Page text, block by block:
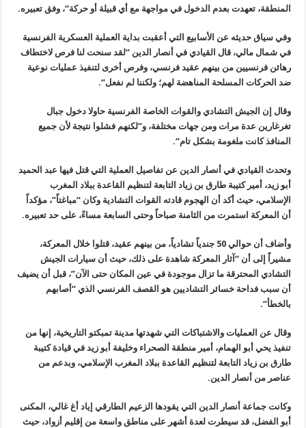
المنطقة، تعهدت بعدم الدخول في مواجهة مع أي قبيلة أو حركة“، وفق تعبيره.
وفي سياق حديثه عن الأسابيع التي أعقبت بداية العملية العسكرية الفرنسية
في شمال مالي، قال القيادي في أنصار الدين “لقد سنحت لنا فرص لاختطاف
رهائن فرنسيين من بينهم عقيد فرنسي، وفرص أخرى لتنفيذ عمليات نوعية
ضد الحركات المسلحة المناهضة لهم؛ ولكننا لم نفعل“.
وقال إن الجيش التشادي والقوات الخاصة الفرنسية حاولا دخول جبال
تغرغارين عدة مرات ومن جهات مختلفة، و”لكنهم فشلوا نتيجة لأن جميع
المنافذ كانت ملغومة بشكل تام“.
وتحدث القيادي في أنصار الدين عن تفاصيل العملية التي قتل فيها عبد الحميد
أبو زيد، أمير كتيبة طارق بن زياد التابعة لتنظيم القاعدة ببلاد المغرب
الإسلامي، حيث أكد أن الهجوم قادته القوات التشادية وكان “مباغتاً”، مؤكداً
أن المعركة استمرت من الثامنة صباحاً وحتى السابعة مساءً، على حد تعبيره.
وأضاف أن حوالي 50 جندياً تشادياً، من بينهم عقيد، قتلوا خلال المعركة،
مشيراً إلى أن “آثار المعركة شاهدة على ذلك، حيث أن سيارات الجيش
التشادي المحترقة ما تزال موجودة في عين المكان حتى الآن”، قبل أن يضيف
أن سبب فداحة خسائر التشاديين هو القصف الفرنسي الذي “أصابهم
بالخطأ“.
وقال عن العمليات والاشتباكات التي شهدتها مدينة تمبكتو التاريخية، إنها من
تنفيذ يحي أبو الهمام، أمير منطقة الصحراء وخليفة أبو زيد في قيادة كتيبة
طارق بن زياد التابعة لتنظيم القاعدة ببلاد المغرب الإسلامي، وبدعم من
عناصر من أنصار الدين.
وكانت جماعة أنصار الدين التي يقودها الزعيم الطارقي إياد أغ غالي، المكنى
أبو الفضل، قد سيطرت لعدة أشهر على مناطق واسعة من إقليم أزواد، حيث